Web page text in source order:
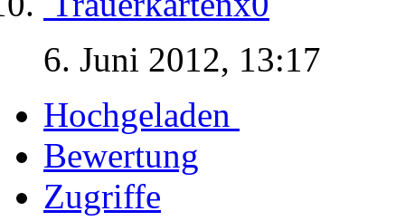
6. Juni 2012, 13:17
Hochgeladen
Bewertung
Zugriffe